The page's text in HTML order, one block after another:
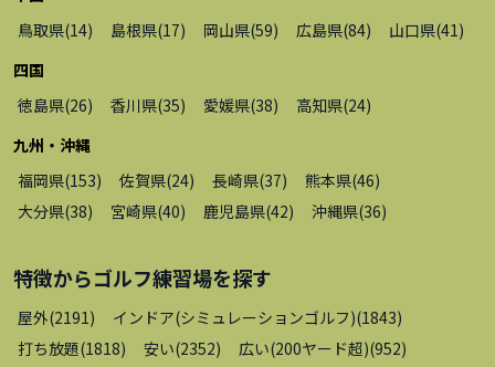
鳥取県(14) 島根県(17) 岡山県(59) 広島県(84) 山口県(41)
四国
徳島県(26) 香川県(35) 愛媛県(38) 高知県(24)
九州・沖縄
福岡県(153) 佐賀県(24) 長崎県(37) 熊本県(46)
大分県(38) 宮崎県(40) 鹿児島県(42) 沖縄県(36)
特徴からゴルフ練習場を探す
屋外(2191) インドア(シミュレーションゴルフ)(1843)
打ち放題(1818) 安い(2352) 広い(200ヤード超)(952)